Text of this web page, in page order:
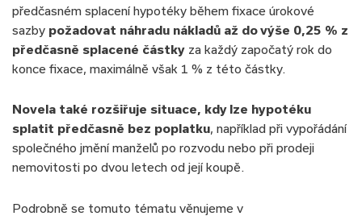
předčasném splacení hypotéky během fixace úrokové
sazby požadovat náhradu nákladů až do výše 0,25 % z
předčasně splacené částky za každý započatý rok do
konce fixace, maximálně však 1 % z této částky.
Novela také rozšiřuje situace, kdy lze hypotéku
splatit předčasně bez poplatku, například při vypořádání
společného jmění manželů po rozvodu nebo při prodeji
nemovitosti po dvou letech od její koupě.
Podrobně se tomuto tématu věnujeme v